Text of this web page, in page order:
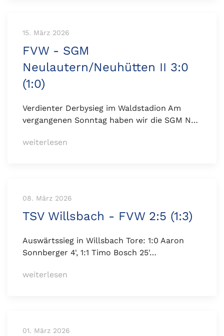
15. März 2026
FVW - SGM
Neulautern/Neuhütten II 3:0
(1:0)
Verdienter Derbysieg im Waldstadion Am
vergangenen Sonntag haben wir die SGM N…
weiterlesen
08. März 2026
TSV Willsbach - FVW 2:5 (1:3)
Auswärtssieg in Willsbach Tore: 1:0 Aaron
Sonnberger 4', 1:1 Timo Bosch 25'…
weiterlesen
01. März 2026